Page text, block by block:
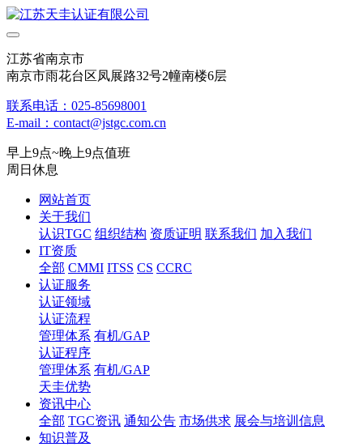
江苏省南京市
南京市雨花台区凤展路32号2幢南楼6层
联系电话：025-85698001
E-mail：contact@jstgc.com.cn
早上9点~晚上9点值班
周日休息
网站首页
关于我们
认识TGC 组织结构 资质证明 联系我们 加入我们
IT资质
全部 CMMI ITSS CS CCRC
认证服务
认证领域
认证流程
管理体系 有机/GAP
认证程序
管理体系 有机/GAP
天圭优势
资讯中心
全部 TGC资讯 通知公告 市场供求 展会与培训信息
知识普及